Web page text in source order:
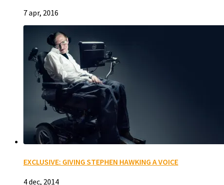
7 apr, 2016
EXCLUSIVE: GIVING STEPHEN HAWKING A VOICE
4 dec, 2014